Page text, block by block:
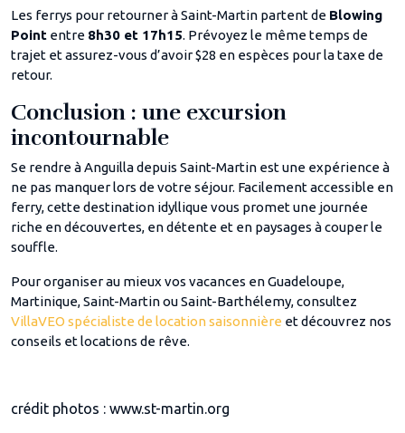
Les ferrys pour retourner à Saint-Martin partent de Blowing
Point entre 8h30 et 17h15. Prévoyez le même temps de
trajet et assurez-vous d’avoir $28 en espèces pour la taxe de
retour.
Conclusion : une excursion
incontournable
Se rendre à Anguilla depuis Saint-Martin est une expérience à
ne pas manquer lors de votre séjour. Facilement accessible en
ferry, cette destination idyllique vous promet une journée
riche en découvertes, en détente et en paysages à couper le
souffle.
Pour organiser au mieux vos vacances en Guadeloupe,
Martinique, Saint-Martin ou Saint-Barthélemy, consultez
VillaVEO spécialiste de location saisonnière et découvrez nos
conseils et locations de rêve.
crédit photos : www.st-martin.org